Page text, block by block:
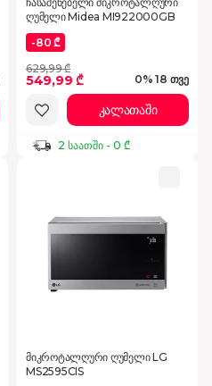
ღუმელი Midea MI922000GB
-80 ₾
629,99 ₾
549,99 ₾ 0% 18 თვე
2 საათში - 0 ₾
კალათაში
მიკროტალღური ღუმელი LG
MS2595CIS